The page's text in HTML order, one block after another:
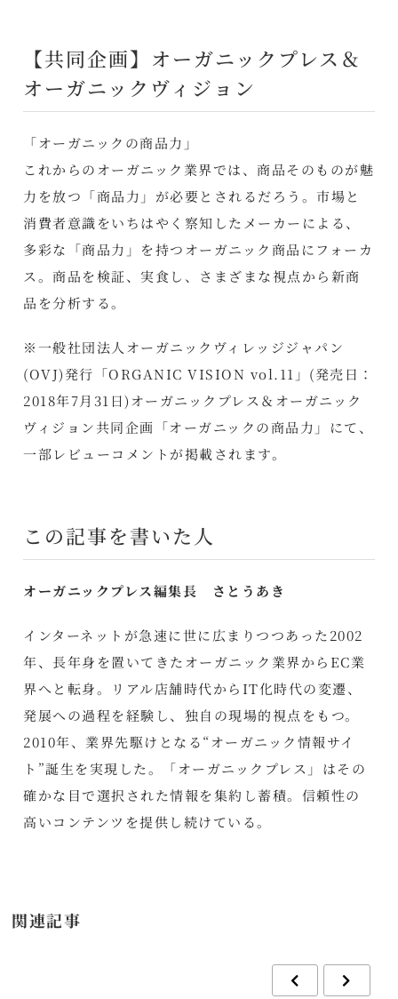
【共同企画】オーガニックプレス＆
オーガニックヴィジョン
「オーガニックの商品力」
これからのオーガニック業界では、商品そのものが魅
力を放つ「商品力」が必要とされるだろう。市場と
消費者意識をいちはやく察知したメーカーによる、
多彩な「商品力」を持つオーガニック商品にフォーカ
ス。商品を検証、実食し、さまざまな視点から新商
品を分析する。
※一般社団法人オーガニックヴィレッジジャパン
(OVJ)発行「ORGANIC VISION vol.11」(発売日：
2018年7月31日)オーガニックプレス＆オーガニック
ヴィジョン共同企画「オーガニックの商品力」にて、
一部レビューコメントが掲載されます。
この記事を書いた人
オーガニックプレス編集長 さとうあき
インターネットが急速に世に広まりつつあった2002
年、長年身を置いてきたオーガニック業界からEC業
界へと転身。リアル店舗時代からIT化時代の変遷、
発展への過程を経験し、独自の現場的視点をもつ。
2010年、業界先駆けとなる“オーガニック情報サイ
ト”誕生を実現した。「オーガニックプレス」はその
確かな目で選択された情報を集約し蓄積。信頼性の
高いコンテンツを提供し続けている。
関連記事